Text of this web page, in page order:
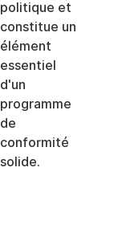
politique et
constitue un
élément
essentiel
d'un
programme
de
conformité
solide.